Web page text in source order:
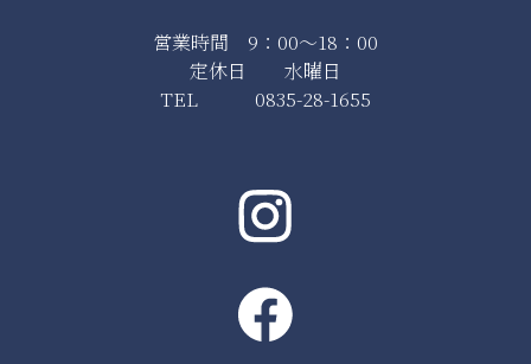
営業時間 9：00～18：00
定休日 水曜日
TEL 0835-28-1655